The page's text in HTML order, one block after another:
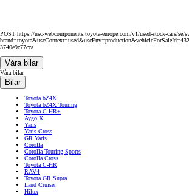
POST https://usc-webcomponents.toyota-europe.com/v1/used-stock-cars/se/
3740e9c77cca
Våra bilar
Våra bilar
Bilar
Toyota bZ4X
Toyota bZ4X Touring
Toyota C-HR+
Aygo X
Yaris
Yaris Cross
GR Yaris
Corolla
Corolla Touring Sports
Corolla Cross
Toyota C-HR
RAV4
Toyota GR Supra
Land Cruiser
Hilux